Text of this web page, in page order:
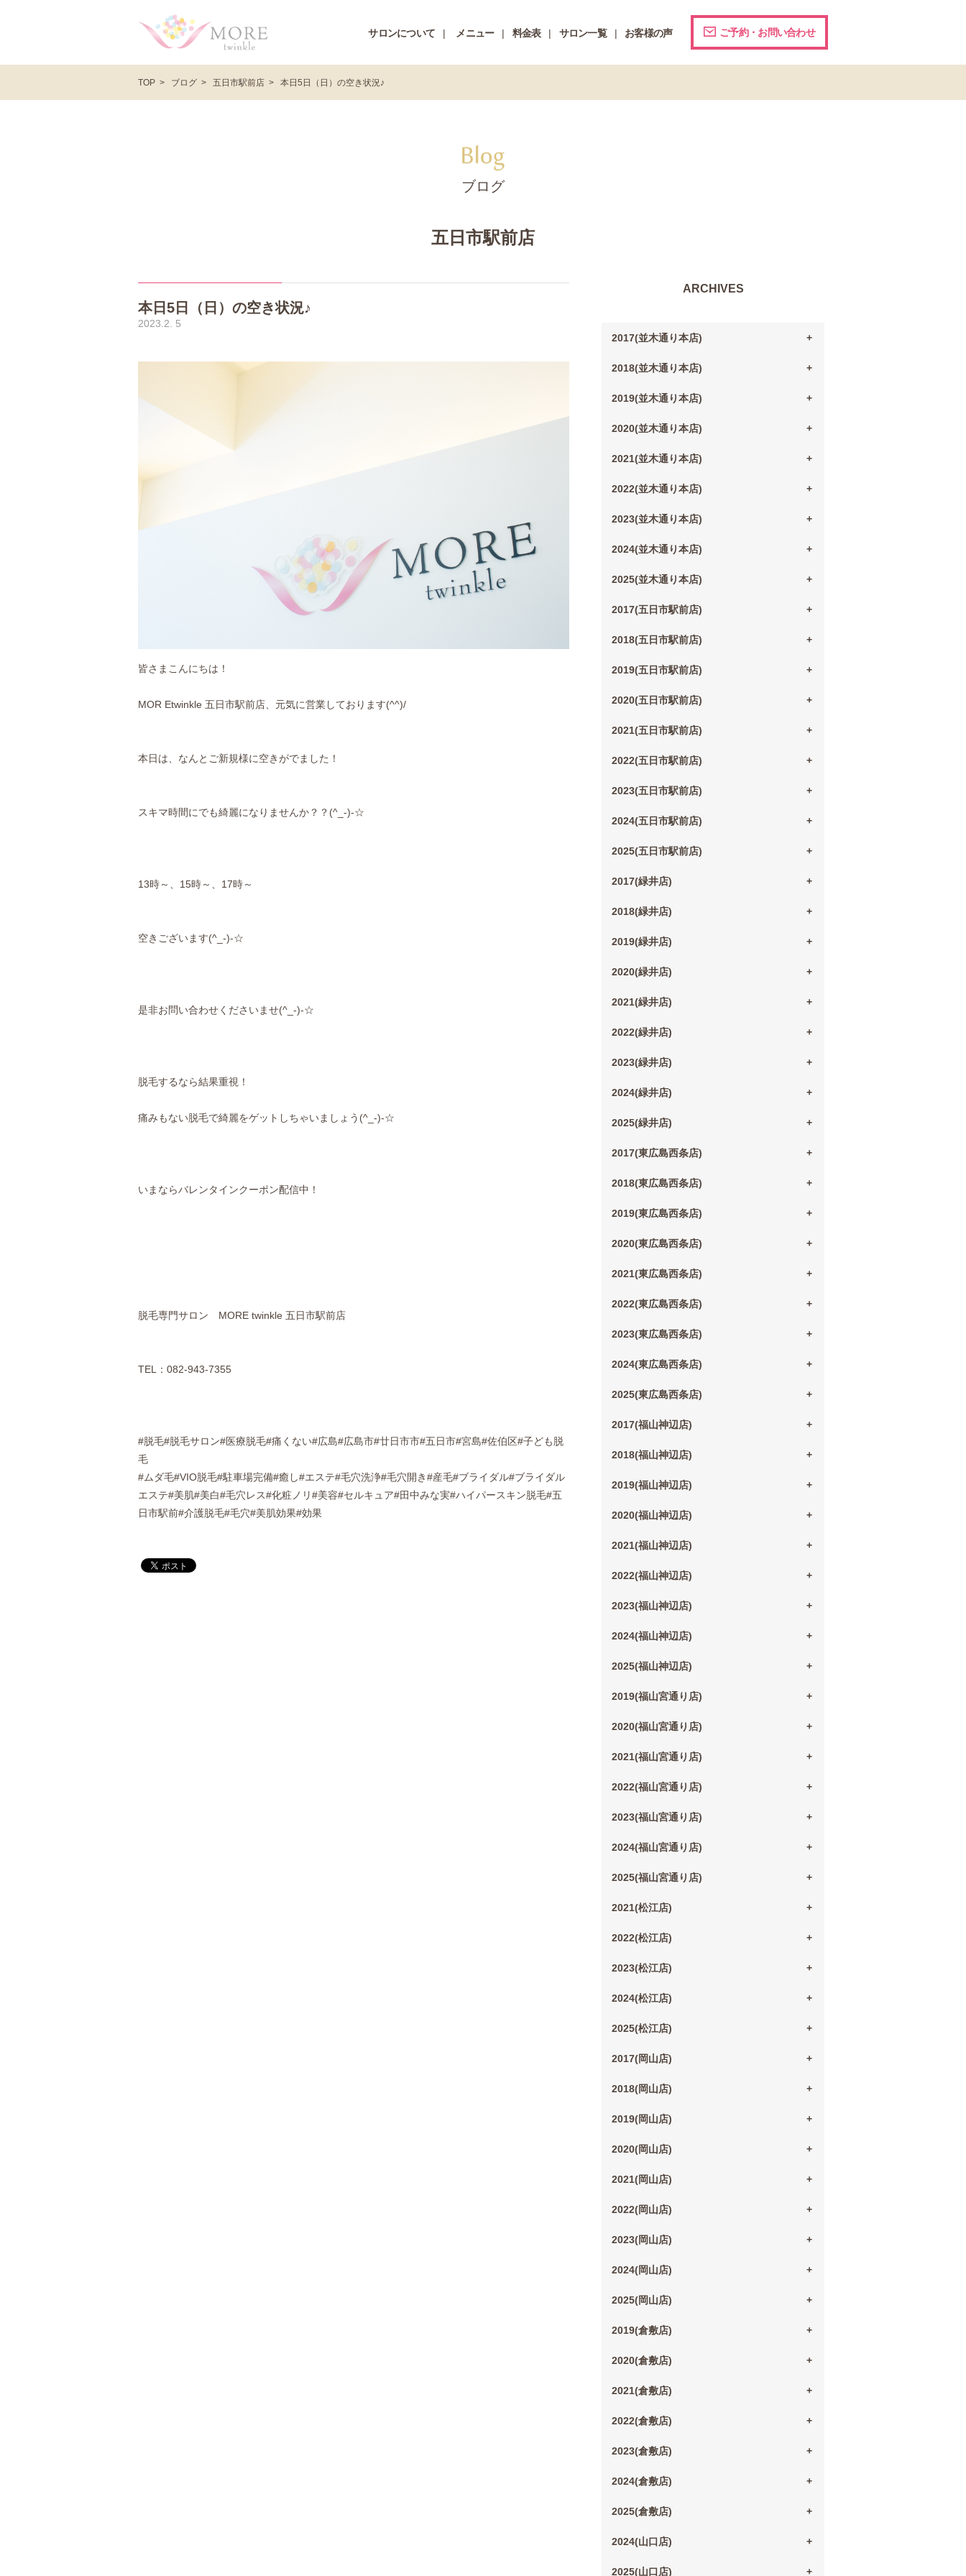
サロンについて メニュー 料金表 サロン一覧 お客様の声 ご予約・お問い合わせ
TOP ブログ 五日市駅前店 本日5日（日）の空き状況♪
ブログ
五日市駅前店
本日5日（日）の空き状況♪
2023.2. 5
皆さまこんにちは！
MOR Etwinkle 五日市駅前店、元気に営業しております(^^)/
本日は、なんとご新規様に空きがでました！
スキマ時間にでも綺麗になりませんか？？(^_-)-☆
13時～、15時～、17時～
空きございます(^_-)-☆
是非お問い合わせくださいませ(^_-)-☆
脱毛するなら結果重視！
痛みもない脱毛で綺麗をゲットしちゃいましょう(^_-)-☆
いまならバレンタインクーポン配信中！
脱毛専門サロン MORE twinkle 五日市駅前店
TEL：082-943-7355
#脱毛#脱毛サロン#医療脱毛#痛くない#広島#広島市#廿日市市#五日市#宮島#佐伯区#子ども脱
毛
#ムダ毛#VIO脱毛#駐車場完備#癒し#エステ#毛穴洗浄#毛穴開き#産毛#ブライダル#ブライダル
エステ#美肌#美白#毛穴レス#化粧ノリ#美容#セルキュア#田中みな実#ハイパースキン脱毛#五
日市駅前#介護脱毛#毛穴#美肌効果#効果
ARCHIVES
2017(並木通り本店)
2018(並木通り本店)
2019(並木通り本店)
2020(並木通り本店)
2021(並木通り本店)
2022(並木通り本店)
2023(並木通り本店)
2024(並木通り本店)
2025(並木通り本店)
2017(五日市駅前店)
2018(五日市駅前店)
2019(五日市駅前店)
2020(五日市駅前店)
2021(五日市駅前店)
2022(五日市駅前店)
2023(五日市駅前店)
2024(五日市駅前店)
2025(五日市駅前店)
2017(緑井店)
2018(緑井店)
2019(緑井店)
2020(緑井店)
2021(緑井店)
2022(緑井店)
2023(緑井店)
2024(緑井店)
2025(緑井店)
2017(東広島西条店)
2018(東広島西条店)
2019(東広島西条店)
2020(東広島西条店)
2021(東広島西条店)
2022(東広島西条店)
2023(東広島西条店)
2024(東広島西条店)
2025(東広島西条店)
2017(福山神辺店)
2018(福山神辺店)
2019(福山神辺店)
2020(福山神辺店)
2021(福山神辺店)
2022(福山神辺店)
2023(福山神辺店)
2024(福山神辺店)
2025(福山神辺店)
2019(福山宮通り店)
2020(福山宮通り店)
2021(福山宮通り店)
2022(福山宮通り店)
2023(福山宮通り店)
2024(福山宮通り店)
2025(福山宮通り店)
2021(松江店)
2022(松江店)
2023(松江店)
2024(松江店)
2025(松江店)
2017(岡山店)
2018(岡山店)
2019(岡山店)
2020(岡山店)
2021(岡山店)
2022(岡山店)
2023(岡山店)
2024(岡山店)
2025(岡山店)
2019(倉敷店)
2020(倉敷店)
2021(倉敷店)
2022(倉敷店)
2023(倉敷店)
2024(倉敷店)
2025(倉敷店)
2024(山口店)
2025(山口店)